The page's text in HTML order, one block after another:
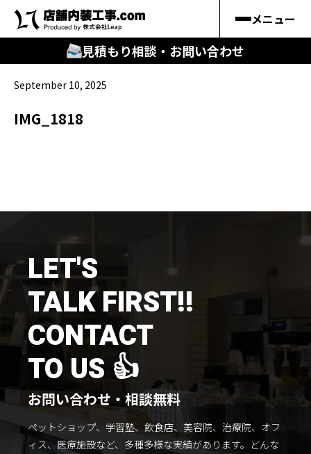
メニュー
見積もり相談・お問い合わせ
︎探す
キーワードから
知る
はじめての方
店舗内装工事.comの強み
施工までの流れ
コラムを読む
お客様のこえ
採用情報 会社概要
September 10, 2025
IMG_1818
LET'S
TALK FIRST!!
CONTACT
TO US 👍
お問い合わせ・相談無料
ペットショップ、学習塾、飲食店、美容院、治療院、オフ
ィス、医療施設など、多種多様な実績があります。 どんな